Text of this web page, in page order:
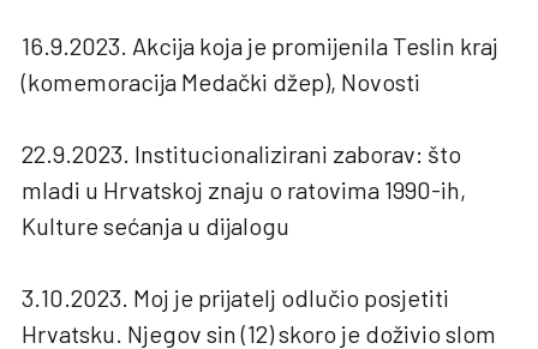
16.9.2023. Akcija koja je promijenila Teslin kraj
(komemoracija Medački džep), Novosti
22.9.2023. Institucionalizirani zaborav: što
mladi u Hrvatskoj znaju o ratovima 1990-ih,
Kulture sećanja u dijalogu
3.10.2023. Moj je prijatelj odlučio posjetiti
Hrvatsku. Njegov sin (12) skoro je doživio slom